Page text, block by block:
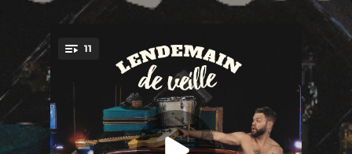
You're all set!
11